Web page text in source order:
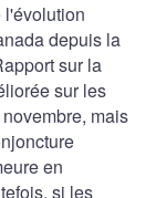
l'évolution
depuis la
sur la
sur les
mais
en
si les